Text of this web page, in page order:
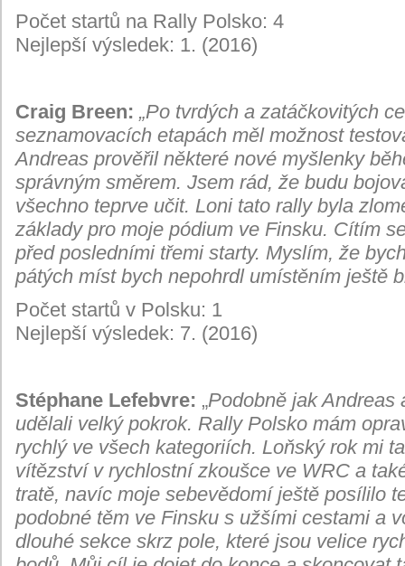
Počet startů na Rally Polsko: 4
Nejlepší výsledek: 1. (2016)
Craig Breen: „Po tvrdých a zatáčkovitých
seznamovacích etapách měl možnost
Andreas prověřil některé nové myšlenky
správným směrem. Jsem rád, že budu
všechno teprve učit. Loni tato rally byla
základy pro moje pódium ve Finsku. Cítím
před posledními třemi starty. Myslím, že
pátých míst bych nepohrdl umístěním ještě
Počet startů v Polsku: 1
Nejlepší výsledek: 7. (2016)
Stéphane Lefebvre: „Podobně jak Andreas
udělali velký pokrok. Rally Polsko mám
rychlý ve všech kategoriích. Loňský rok mi
vítězství v rychlostní zkoušce ve WRC a
tratě, navíc moje sebevědomí ještě posílilo
podobné těm ve Finsku s užšími cestami a
dlouhé sekce skrz pole, které jsou velice